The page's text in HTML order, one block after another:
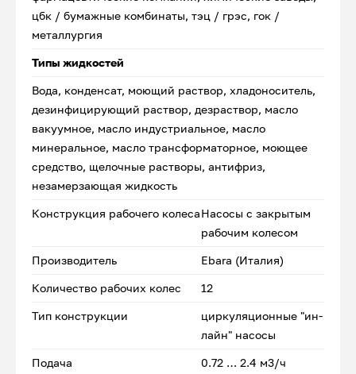
цбк / бумажные комбинаты, тэц / грэс, гок /
металлургия
Типы жидкостей
Вода, конденсат, моющий раствор, хладоноситель,
дезинфицирующий раствор, дезраствор, масло
вакуумное, масло индустриальное, масло
минеральное, масло трансформаторное, моющее
средство, щелочные растворы, антифриз,
незамерзающая жидкость
Конструкция рабочего колесаНасосы с закрытым
рабочим колесом
Производитель Ebara (Италия)
Количество рабочих колес 12
Тип конструкции
циркуляционные "ин-
лайн" насосы
Подача 0.72 … 2.4 м3/ч